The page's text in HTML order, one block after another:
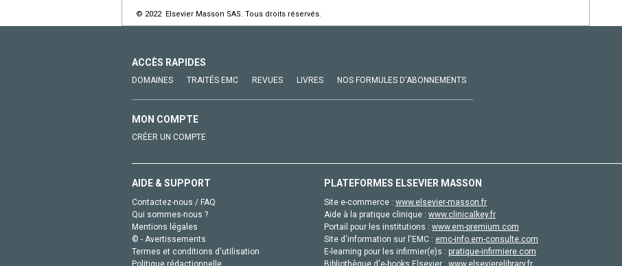
© 2022 Elsevier Masson SAS. Tous droits réservés.
ACCÈS RAPIDES
DOMAINES TRAITÉS EMC REVUES LIVRES NOS FORMULES D'ABONNEMENTS
MON COMPTE
CRÉER UN COMPTE
AIDE & SUPPORT
Contactez-nous / FAQ
Qui sommes-nous ?
Mentions légales
© - Avertissements
Termes et conditions d'utilisation
PLATEFORMES ELSEVIER MASSON
Site e-commerce : www.elsevier-masson.fr
Aide à la pratique clinique : www.clinicalkey.fr
Portail pour les institutions : www.em-premium.com
Site d'information sur l'EMC : emc-info.em-consulte.com
E-learning pour les infirmier(e)s : pratique-infirmiere.com